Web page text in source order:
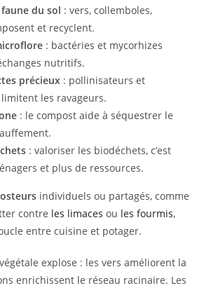
du sol : vers, collemboles,
et recyclent.
: bactéries et mycorhizes
nutritifs.
précieux : pollinisateurs et
les ravageurs.
: le compost aide à séquestrer le
: valoriser les biodéchets, c’est
et plus de ressources.
individuels ou partagés, comme
contre les limaces ou les fourmis,
entre cuisine et potager.
explose : les vers améliorent la
enrichissent le réseau racinaire. Les